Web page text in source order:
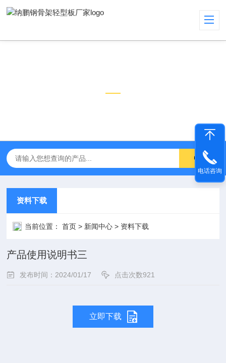
资料下载
当前位置：首页 > 新闻中心 > 资料下载
产品使用说明书三
发布时间：2024/01/17 点击次数921
立即下载
电话咨询